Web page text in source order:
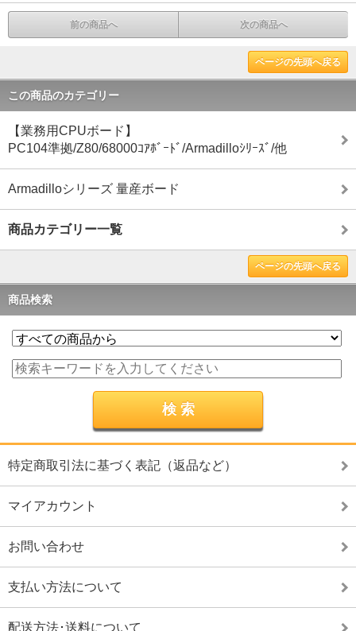
前の商品へ 次の商品へ
ページの先頭へ戻る
この商品のカテゴリー
【業務用CPUボード】
PC104準拠/Z80/68000ｺｱﾎﾞｰﾄﾞ/Armadilloｼﾘｰｽﾞ/他
Armadilloシリーズ 量産ボード
商品カテゴリー一覧
ページの先頭へ戻る
商品検索
特定商取引法に基づく表記（返品など）
マイアカウント
お問い合わせ
支払い方法について
配送方法･送料について